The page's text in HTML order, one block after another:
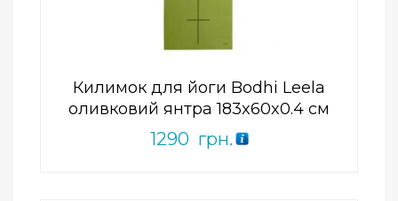
Килимок для йоги Bodhi Leela
оливковий янтра 183x60x0.4 см
1290 грн.